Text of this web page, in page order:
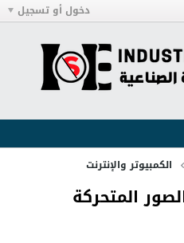
دخول أو تسجيل
الكمبيوتر والإنترنت
المتحركة